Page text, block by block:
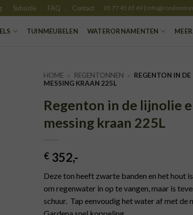
Subsidie FAQ Contact 05 77 45 65 69 |
TUINMEUBELEN WATERORNAMENTEN
HOME » REGENTONNEN » REGENTON IN
MESSING KRAAN 225L
Regenton in de lijnolie
messing kraan 225L
€ 352,-
Deze ton heeft zwarte banden en het hout
om regenwater in op te vangen, maar is
schuur. Tap eenvoudig het water af met de
Gardena snel koppeling.